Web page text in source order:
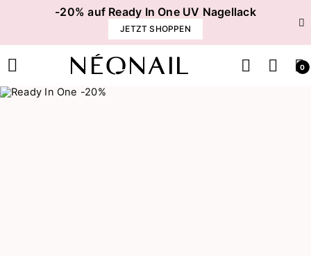
-20% auf Ready In One UV Nagellack
JETZT SHOPPEN
0